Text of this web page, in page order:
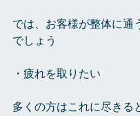
では、お客様が整体に通
でしょう
・疲れを取りたい
多くの方はこれに尽きる